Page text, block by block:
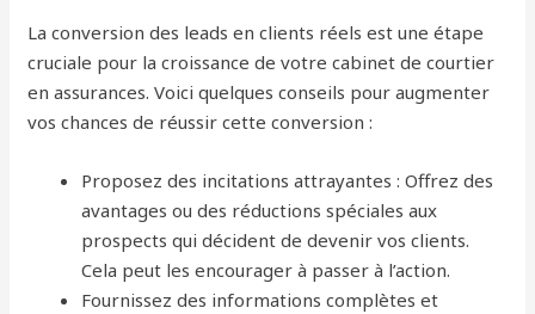
La conversion des leads en clients réels est une étape
cruciale pour la croissance de votre cabinet de courtier
en assurances. Voici quelques conseils pour augmenter
vos chances de réussir cette conversion :
Proposez des incitations attrayantes : Offrez des
avantages ou des réductions spéciales aux
prospects qui décident de devenir vos clients.
Cela peut les encourager à passer à l’action.
Fournissez des informations complètes et